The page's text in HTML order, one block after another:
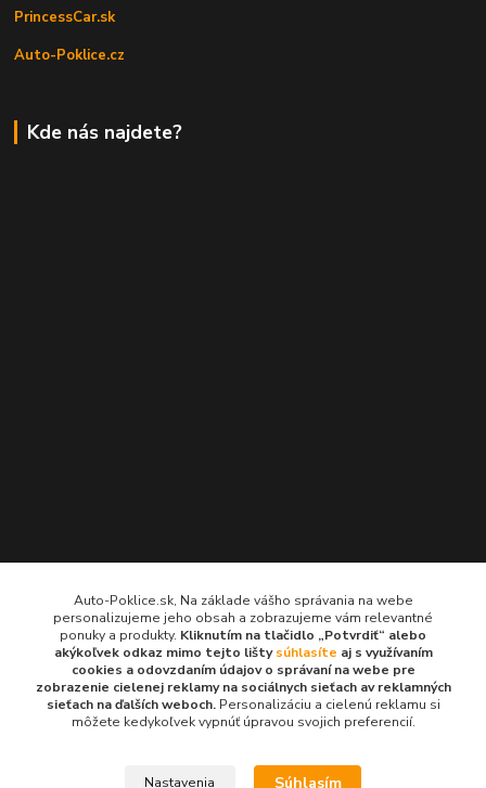
PrincessCar.sk
Auto-Poklice.cz
Kde nás najdete?
Kontakty
Auto-Poklice.sk
(Po-Pia, 8-16 hod.)
info@auto-poklice.sk
Auto-Poklice.sk, Na základe vášho správania na webe
personalizujeme jeho obsah a zobrazujeme vám relevantné
ponuky a produkty. Kliknutím na tlačidlo „Potvrdiť“ alebo
akýkoľvek odkaz mimo tejto lištysúhlasíte aj s využívaním
cookies a odovzdaním údajov o správaní na webe pre
zobrazenie cielenej reklamy na sociálnych sieťach av reklamných
sieťach na ďalších weboch.Personalizáciu a cielenú reklamu si
môžete kedykoľvek vypnúť úpravou svojich preferencií.
Nastavenia Súhlasím